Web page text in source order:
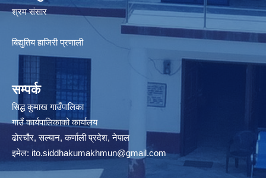
श्रम संसार
बिद्युतिय हाजिरी प्रणाली
सम्पर्क
सिद्ध कुमाख गाउँपालिका
गाउँ कार्यपालिकाको कार्यालय
ढोरचौर, सल्यान, कर्णाली प्रदेश, नेपाल
इमेल: ito.siddhakumakhmun@gmail.com